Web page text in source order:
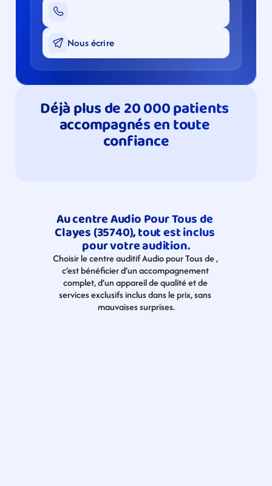
Nous écrire
Déjà plus de 20 000 patients
accompagnés en toute
confiance
Au centre Audio Pour Tous de
Clayes (35740), tout est inclus
pour votre audition.
Choisir le centre auditif Audio pour Tous de ,
c’est bénéficier d’un accompagnement
complet, d’un appareil de qualité et de
services exclusifs inclus dans le prix, sans
mauvaises surprises.